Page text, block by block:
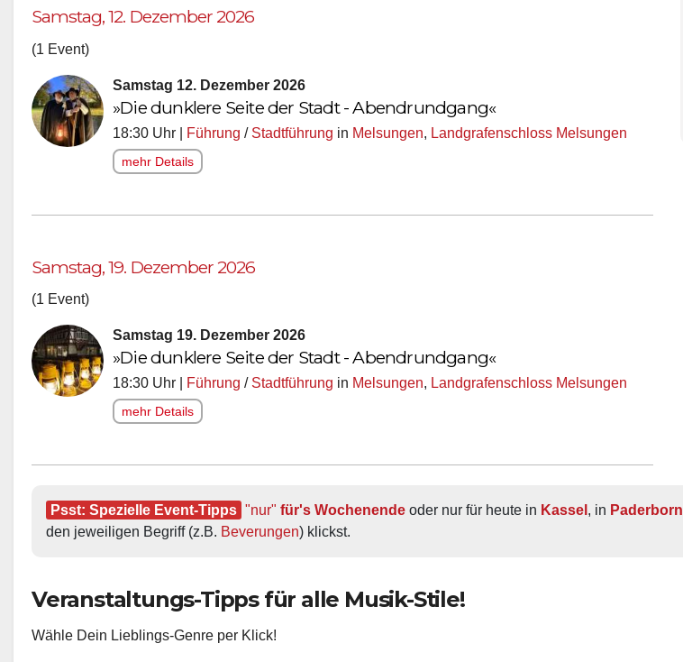
Samstag, 12. Dezember 2026
(1 Event)
Samstag 12. Dezember 2026
»Die dunklere Seite der Stadt - Abendrundgang«
18:30 Uhr | Führung / Stadtführung in Melsungen, Landgrafenschloss Melsungen
mehr Details
Samstag, 19. Dezember 2026
(1 Event)
Samstag 19. Dezember 2026
»Die dunklere Seite der Stadt - Abendrundgang«
18:30 Uhr | Führung / Stadtführung in Melsungen, Landgrafenschloss Melsungen
mehr Details
Psst: Spezielle Event-Tipps "nur" für's Wochenende oder nur für heute in Kassel , in Paderborn
den jeweiligen Begriff (z.B. Beverungen) klickst.
Veranstaltungs-Tipps für alle Musik-Stile!
Wähle Dein Lieblings-Genre per Klick!